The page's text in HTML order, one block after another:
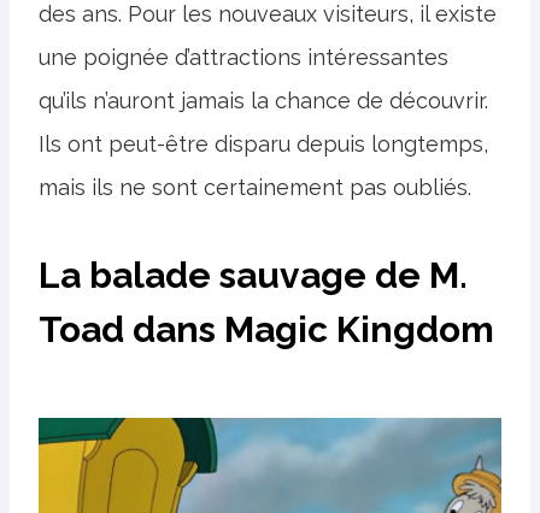
des ans. Pour les nouveaux visiteurs, il existe
une poignée d’attractions intéressantes
qu’ils n’auront jamais la chance de découvrir.
Ils ont peut-être disparu depuis longtemps,
mais ils ne sont certainement pas oubliés.
La balade sauvage de M.
Toad dans Magic Kingdom